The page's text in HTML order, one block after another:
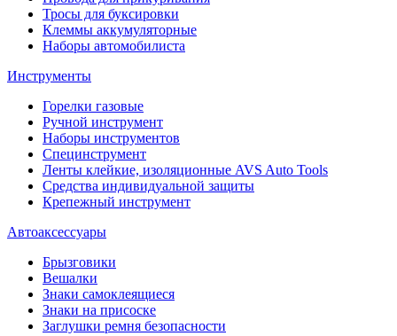
Тросы для буксировки
Клеммы аккумуляторные
Наборы автомобилиста
Инструменты
Горелки газовые
Ручной инструмент
Наборы инструментов
Специнструмент
Ленты клейкие, изоляционные AVS Auto Tools
Средства индивидуальной защиты
Крепежный инструмент
Автоаксессуары
Брызговики
Вешалки
Знаки самоклеящиеся
Знаки на присоске
Заглушки ремня безопасности